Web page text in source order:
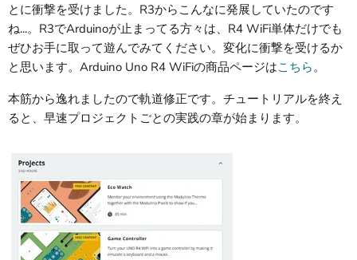
とに衝撃を受けました。R3からこんなに発展していたのです
ね...。R3でArduinoが止まってる方々は、R4 WiFi単体だけでも
ぜひお手に取って遊んでみてください。変化に衝撃を受けるか
と思います。Arduino Uno R4 WiFiの商品ページはこちら。
本筋から逸れましたので軌道修正です。チュートリアルを終え
ると、早速プロジェクトごとの実践の章が始まります。